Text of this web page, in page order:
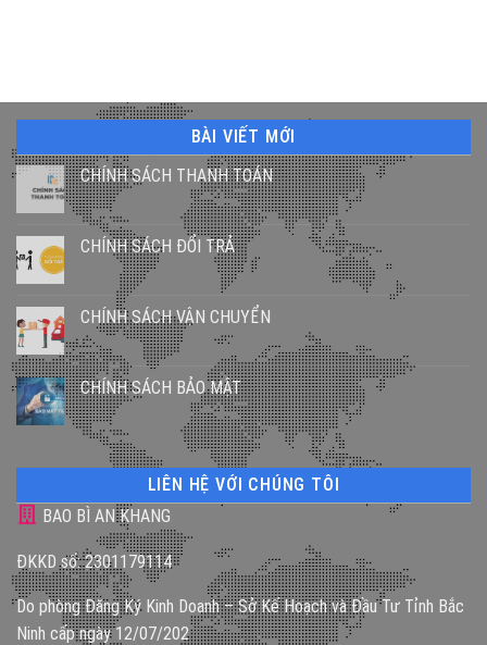
BÀI VIẾT MỚI
CHÍNH SÁCH THANH TOÁN
CHÍNH SÁCH ĐỔI TRẢ
CHÍNH SÁCH VẬN CHUYỂN
CHÍNH SÁCH BẢO MẬT
LIÊN HỆ VỚI CHÚNG TÔI
BAO BÌ AN KHANG
ĐKKD số: 2301179114
Do phòng Đăng Ký Kinh Doanh – Sở Kế Hoạch và Đầu Tư Tỉnh Bắc
Ninh cấp ngày 12/07/202